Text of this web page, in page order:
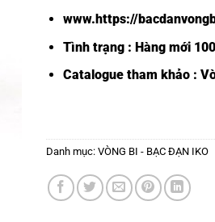
www.https://
Tình trạng : Hàng mới
Catalogue tham khảo :
Danh mục: VÒNG BI - BẠC ĐẠN IKO